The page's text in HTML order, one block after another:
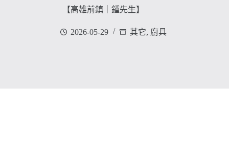
【高雄前鎮｜鍾先生】
2026-05-29 其它, 廚具